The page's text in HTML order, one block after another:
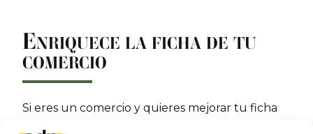
ENRIQUECE LA FICHA DE TU
COMERCIO
Si eres un comercio y quieres mejorar tu ficha